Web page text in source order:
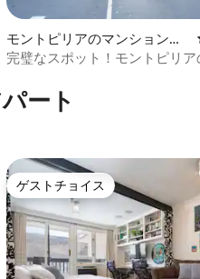
、5つ星中4.97つ星の平均評価
モントピリアのマンション・
アパート
完璧なスポット！モントピリア
ート
ゲストチョイス
ゲストチョイス